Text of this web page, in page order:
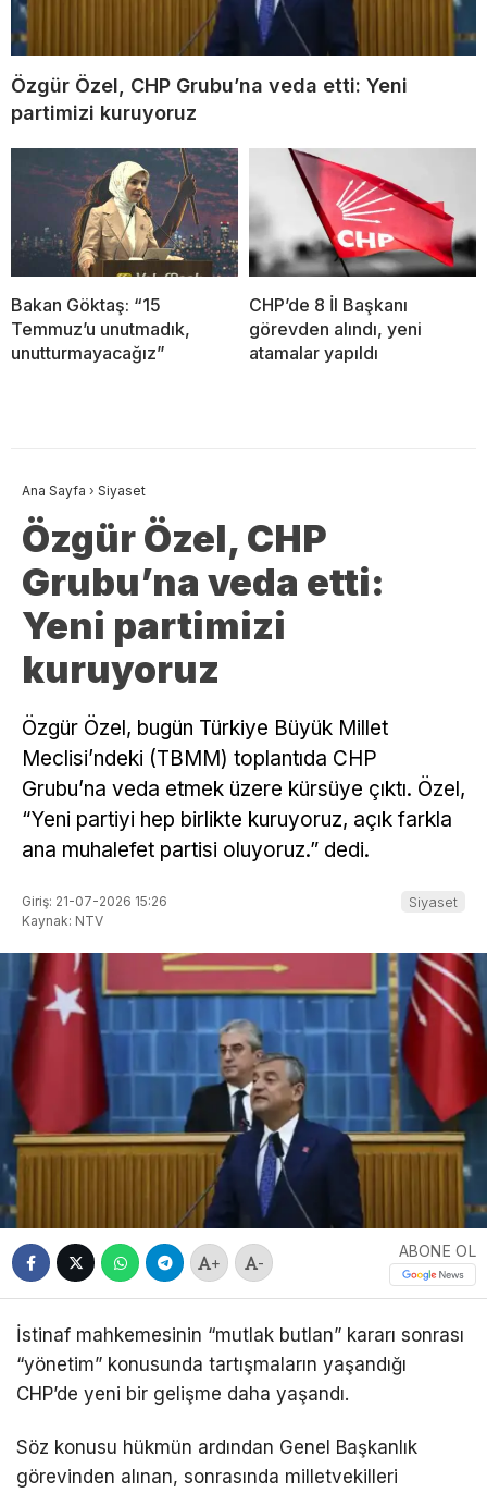
Özgür Özel, CHP Grubu’na veda etti: Yeni
partimizi kuruyoruz
Bakan Göktaş: “15
Temmuz’u unutmadık,
unutturmayacağız”
CHP’de 8 İl Başkanı
görevden alındı, yeni
atamalar yapıldı
Ana Sayfa › Siyaset
Özgür Özel, CHP
Grubu’na veda etti:
Yeni partimizi
kuruyoruz
Özgür Özel, bugün Türkiye Büyük Millet
Meclisi’ndeki (TBMM) toplantıda CHP
Grubu’na veda etmek üzere kürsüye çıktı. Özel,
“Yeni partiyi hep birlikte kuruyoruz, açık farkla
ana muhalefet partisi oluyoruz.” dedi.
Giriş: 21-07-2026 15:26
Kaynak: NTV
Siyaset
+ -
ABONE OL
İstinaf mahkemesinin “mutlak butlan” kararı sonrası
“yönetim” konusunda tartışmaların yaşandığı
CHP’de yeni bir gelişme daha yaşandı.
Söz konusu hükmün ardından Genel Başkanlık
görevinden alınan, sonrasında milletvekilleri